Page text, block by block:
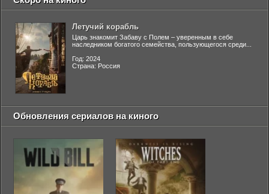
Летучий корабль
Царь знакомит Забаву с Полем – уверенным в себе
наследником богатого семейства, пользующегося среди...
Год: 2024
Страна: Россия
Обновления сериалов на киного